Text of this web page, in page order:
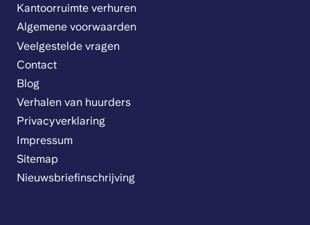
Kantoorruimte verhuren
Algemene voorwaarden
Veelgestelde vragen
Contact
Blog
Verhalen van huurders
Privacyverklaring
Impressum
Sitemap
Nieuwsbriefinschrijving